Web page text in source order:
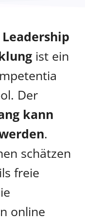
ist ein
Der
kann
.
schätzen
freie
online